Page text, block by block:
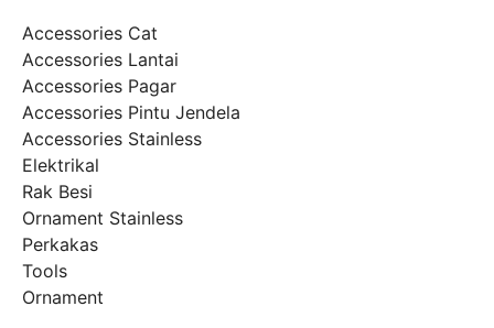
Accessories Cat
Accessories Lantai
Accessories Pagar
Accessories Pintu Jendela
Accessories Stainless
Elektrikal
Rak Besi
Ornament Stainless
Perkakas
Tools
Ornament